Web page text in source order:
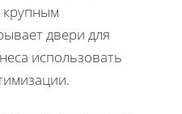
крупным
двери для
использовать